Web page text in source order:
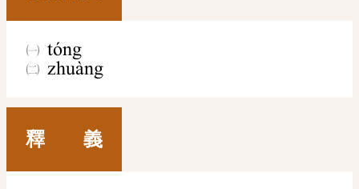
tóng
zhuàng
釋 義